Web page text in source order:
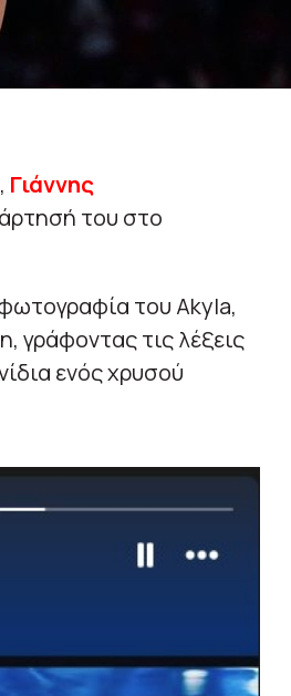
Γιάννης
του στο
του Akyla,
γράφοντας τις λέξεις
ενός χρυσού